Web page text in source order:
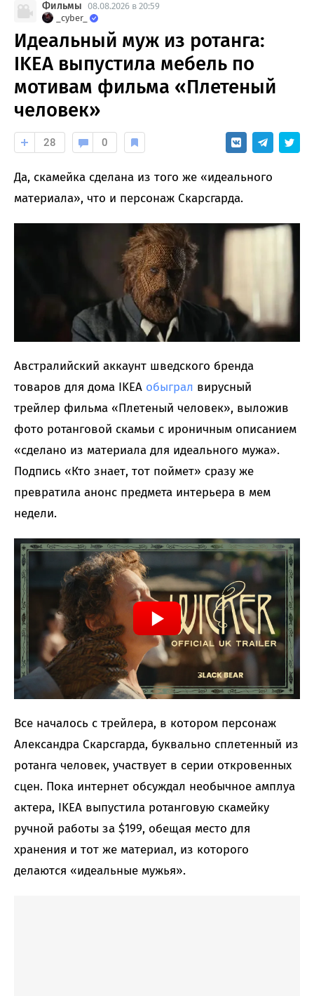
Фильмы 08.08.2026 в 20:59
_cyber_
Идеальный муж из ротанга:
IKEA выпустила мебель по
мотивам фильма «Плетеный
человек»
28 0
Да, скамейка сделана из того же «идеального
материала», что и персонаж Скарсгарда.
Австралийский аккаунт шведского бренда
товаров для дома IKEA обыграл вирусный
трейлер фильма «Плетеный человек», выложив
фото ротанговой скамьи с ироничным описанием
«сделано из материала для идеального мужа».
Подпись «Кто знает, тот поймет» сразу же
превратила анонс предмета интерьера в мем
недели.
Все началось с трейлера, в котором персонаж
Александра Скарсгарда, буквально сплетенный из
ротанга человек, участвует в серии откровенных
сцен. Пока интернет обсуждал необычное амплуа
актера, IKEA выпустила ротанговую скамейку
ручной работы за $199, обещая место для
хранения и тот же материал, из которого
делаются «идеальные мужья».